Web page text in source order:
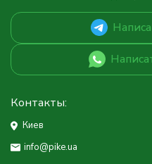
Контакты:
Киев
info@pike.ua